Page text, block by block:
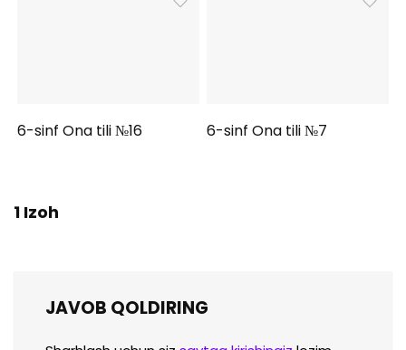
6-sinf Ona tili №16 6-sinf Ona tili №7
1 Izoh
JAVOB QOLDIRING